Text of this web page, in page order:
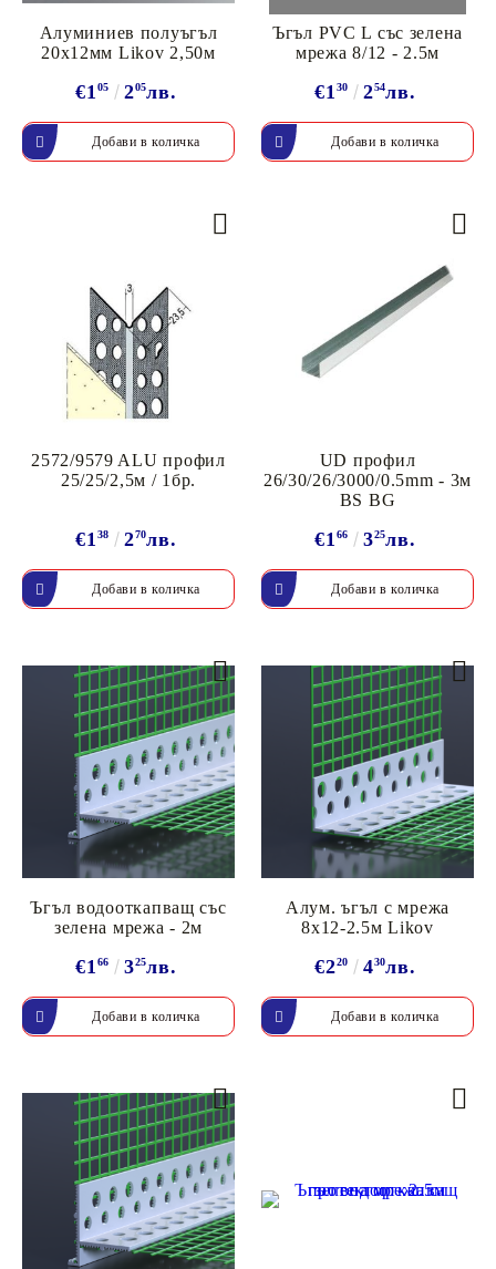
Алуминиев полуъгъл
20x12мм Likov 2,50м
€105 205лв.
Ъгъл PVC L със зелена
мрежа 8/12 - 2.5м
€130 254лв.
2572/9579 ALU профил
25/25/2,5м / 1бр.
€138 270лв.
UD профил
26/30/26/3000/0.5mm - 3м
BS BG
€166 325лв.
Ъгъл водооткапващ със
зелена мрежа - 2м
€166 325лв.
Алум. ъгъл с мрежа
8х12-2.5м Likov
€220 430лв.